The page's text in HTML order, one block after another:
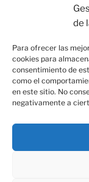
de
Para ofrecer las
cookies para
consentimiento de
como el
en este sitio. No
negativamente a
Política de
© 2019
CONTACTO
Parque
C/Gabriel
14014 Córdoba